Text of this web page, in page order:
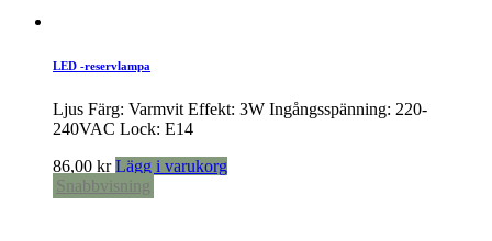
LED -reservlampa
Ljus Färg: Varmvit Effekt: 3W Ingångsspänning: 220-
240VAC Lock: E14
86,00 kr Lägg i varukorg
Snabbvisning